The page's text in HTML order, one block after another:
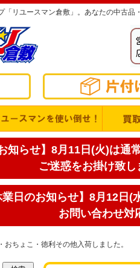
リユースマン倉敷」。あなたの中古品
お知らせ】8月11日(火)は
ご迷惑をお掛け致
業日のお知らせ】8月12日
お問い合わせ対
おちょこ・徳利その他入荷しました。